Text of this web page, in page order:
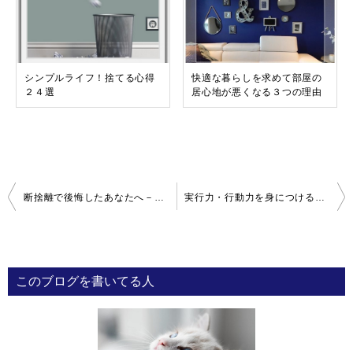
シンプルライフ！捨てる心得
２４選
快適な暮らしを求めて部屋の
居心地が悪くなる３つの理由
投
ビ
ゲ
このブログを書いてる人